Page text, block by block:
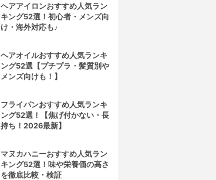
ヘアアイロンおすすめ人気ラン
キング52選！初心者・メンズ向
け・海外対応も♪
ヘアオイルおすすめ人気ランキ
ング52選【プチプラ・髪質別や
メンズ向けも！】
フライパンおすすめ人気ランキ
ング52選！【焦げ付かない・長
持ち！2026最新】
マヌカハニーおすすめ人気ラン
キング52選！味や栄養価の高さ
を徹底比較・検証